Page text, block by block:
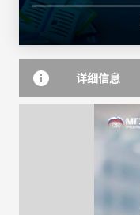
info 详细信息